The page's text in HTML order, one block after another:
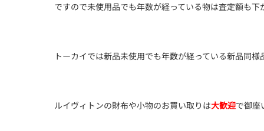
ですので未使用品でも年数が経っている物は査定額も下
トーカイでは新品未使用でも年数が経っている新品同様
ルイヴィトンの財布や小物のお買い取りは大歓迎で御座